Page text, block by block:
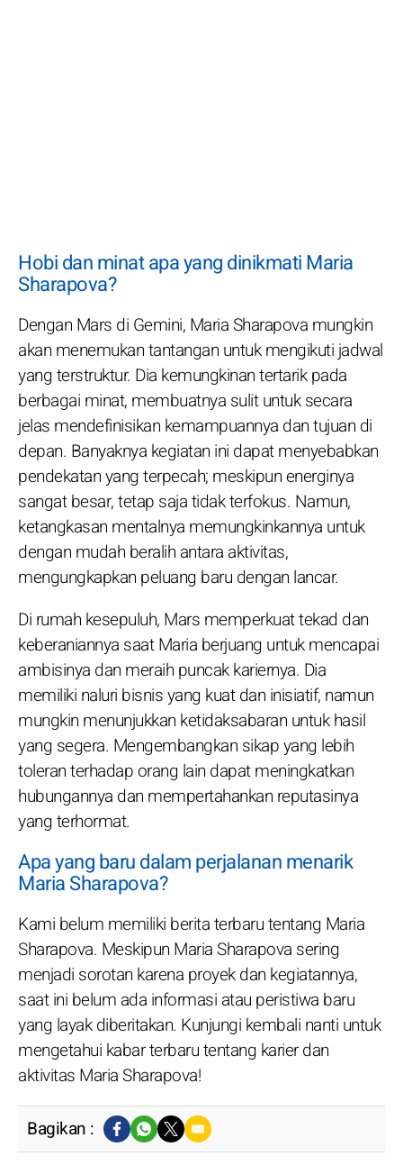
Hobi dan minat apa yang dinikmati Maria
Sharapova?
Dengan Mars di Gemini, Maria Sharapova mungkin
akan menemukan tantangan untuk mengikuti jadwal
yang terstruktur. Dia kemungkinan tertarik pada
berbagai minat, membuatnya sulit untuk secara
jelas mendefinisikan kemampuannya dan tujuan di
depan. Banyaknya kegiatan ini dapat menyebabkan
pendekatan yang terpecah; meskipun energinya
sangat besar, tetap saja tidak terfokus. Namun,
ketangkasan mentalnya memungkinkannya untuk
dengan mudah beralih antara aktivitas,
mengungkapkan peluang baru dengan lancar.
Di rumah kesepuluh, Mars memperkuat tekad dan
keberaniannya saat Maria berjuang untuk mencapai
ambisinya dan meraih puncak kariernya. Dia
memiliki naluri bisnis yang kuat dan inisiatif, namun
mungkin menunjukkan ketidaksabaran untuk hasil
yang segera. Mengembangkan sikap yang lebih
toleran terhadap orang lain dapat meningkatkan
hubungannya dan mempertahankan reputasinya
yang terhormat.
Apa yang baru dalam perjalanan menarik
Maria Sharapova?
Kami belum memiliki berita terbaru tentang Maria
Sharapova. Meskipun Maria Sharapova sering
menjadi sorotan karena proyek dan kegiatannya,
saat ini belum ada informasi atau peristiwa baru
yang layak diberitakan. Kunjungi kembali nanti untuk
mengetahui kabar terbaru tentang karier dan
aktivitas Maria Sharapova!
Bagikan :